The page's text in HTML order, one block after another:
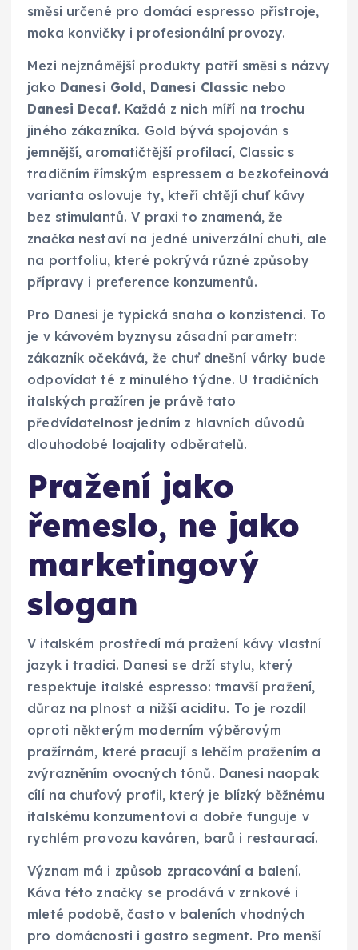
směsi určené pro domácí espresso přístroje,
moka konvičky i profesionální provozy.
Mezi nejznámější produkty patří směsi s názvy
jako Danesi Gold, Danesi Classic nebo
Danesi Decaf. Každá z nich míří na trochu
jiného zákazníka. Gold bývá spojován s
jemnější, aromatičtější profilací, Classic s
tradičním římským espressem a bezkofeinová
varianta oslovuje ty, kteří chtějí chuť kávy
bez stimulantů. V praxi to znamená, že
značka nestaví na jedné univerzální chuti, ale
na portfoliu, které pokrývá různé způsoby
přípravy i preference konzumentů.
Pro Danesi je typická snaha o konzistenci. To
je v kávovém byznysu zásadní parametr:
zákazník očekává, že chuť dnešní várky bude
odpovídat té z minulého týdne. U tradičních
italských pražíren je právě tato
předvídatelnost jedním z hlavních důvodů
dlouhodobé loajality odběratelů.
Pražení jako
řemeslo, ne jako
marketingový
slogan
V italském prostředí má pražení kávy vlastní
jazyk i tradici. Danesi se drží stylu, který
respektuje italské espresso: tmavší pražení,
důraz na plnost a nižší aciditu. To je rozdíl
oproti některým moderním výběrovým
pražírnám, které pracují s lehčím pražením a
zvýrazněním ovocných tónů. Danesi naopak
cílí na chuťový profil, který je blízký běžnému
italskému konzumentovi a dobře funguje v
rychlém provozu kaváren, barů i restaurací.
Význam má i způsob zpracování a balení.
Káva této značky se prodává v zrnkové i
mleté podobě, často v baleních vhodných
pro domácnosti i gastro segment. Pro menší